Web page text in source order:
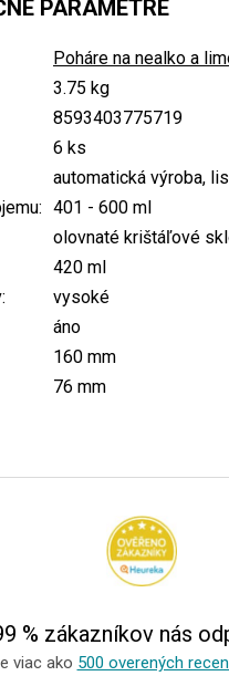
PARAMETRE
Poháre na nealko a
3.75 kg
8593403775719
6 ks
automatická výroba,
: 401 - 600 ml
olovnaté krištáľové
420 ml
:
vysoké
áno
160 mm
76 mm
% zákazníkov nás
viac ako 500 overených